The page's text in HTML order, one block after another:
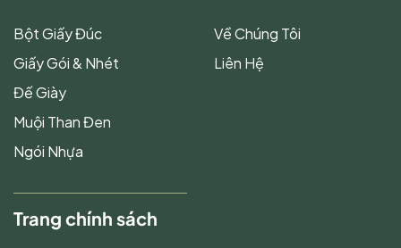
Bột Giấy Đúc
Giấy Gói & Nhét
Đế Giày
Muội Than Đen
Ngói Nhựa
Về Chúng Tôi
Liên Hệ
Trang chính sách